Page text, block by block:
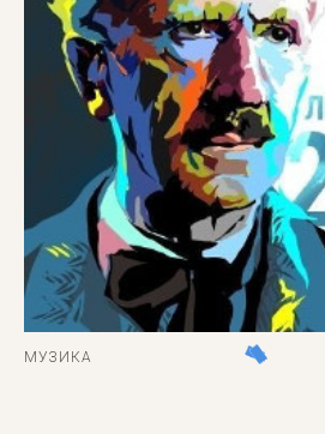
ДОВІДКА
МУЗИКА